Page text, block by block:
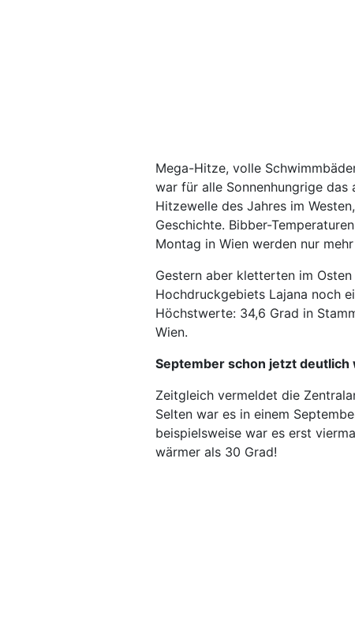
Mega-Hitze, volle
war für alle Sonnenhungrige
Hitzewelle des Jahres im
Geschichte. Bibber-
Montag in Wien werden nur
Gestern aber kletterten im
Hochdruckgebiets Lajana noch
Höchstwerte: 34,6 Grad in
Wien.
September schon jetzt deutlich
Zeitgleich vermeldet die
Selten war es in einem
beispielsweise war es erst
wärmer als 30 Grad!